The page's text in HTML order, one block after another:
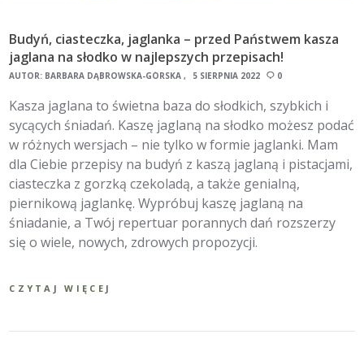
Budyń, ciasteczka, jaglanka – przed Państwem kasza
jaglana na słodko w najlepszych przepisach!
AUTOR: BARBARA DĄBROWSKA-GÓRSKA 5 SIERPNIA 2022 0
Kasza jaglana to świetna baza do słodkich, szybkich i
sycących śniadań. Kaszę jaglaną na słodko możesz podać
w różnych wersjach – nie tylko w formie jaglanki. Mam
dla Ciebie przepisy na budyń z kaszą jaglaną i pistacjami,
ciasteczka z gorzką czekoladą, a także genialną,
piernikową jaglankę. Wypróbuj kaszę jaglaną na
śniadanie, a Twój repertuar porannych dań rozszerzy
się o wiele, nowych, zdrowych propozycji.
CZYTAJ WIĘCEJ